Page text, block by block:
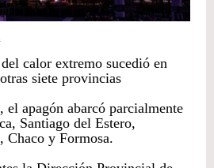
calor extremo sucedió en
siete provincias
el apagón abarcó parcialmente
Santiago del Estero,
Chaco y Formosa.